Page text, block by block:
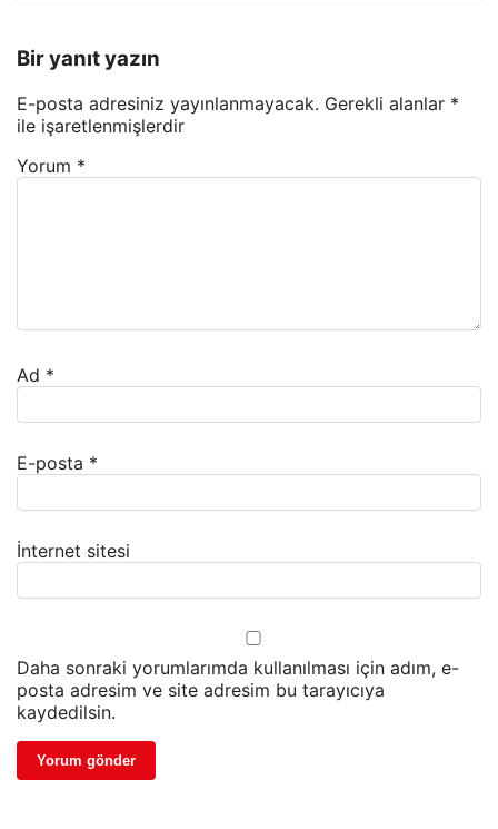
Bir yanıt yazın
E-posta adresiniz yayınlanmayacak. Gerekli alanlar *
ile işaretlenmişlerdir
Yorum *
Ad *
E-posta *
İnternet sitesi
Daha sonraki yorumlarımda kullanılması için adım, e-
posta adresim ve site adresim bu tarayıcıya
kaydedilsin.